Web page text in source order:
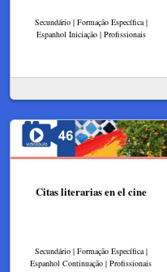
Secundário | Formação Específica |
Espanhol Iniciação | Profissionais
Citas literarias en el cine
Secundário | Formação Específica |
Espanhol Continuação | Profissionais